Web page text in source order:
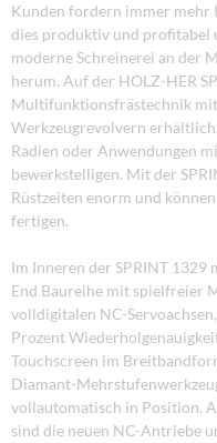
Kunden fordern immer
dies produktiv und profitabel
moderne Schreinerei an der
herum. Auf der HOLZ-HER
Multifunktionsfrästechnik
Werkzeugrevolvern
Radien oder Anwendungen
bewerkstelligen. Mit der
Rüstzeiten enorm und
fertigen.
Im Inneren der SPRINT 1329
End Baureihe mit spielfreier
volldigitalen NC-
Prozent
Touchscreen im
Diamant-
vollautomatisch in Position.
sind die neuen NC-Antriebe